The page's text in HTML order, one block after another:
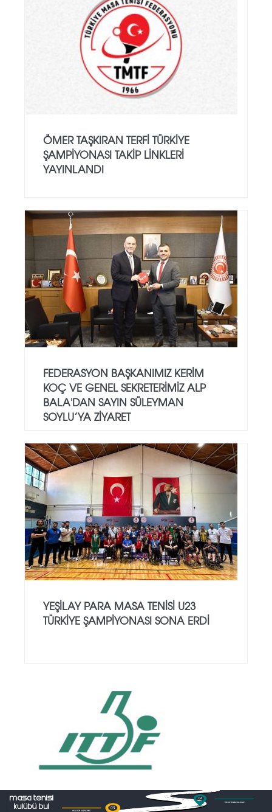
ÖMER TAŞKIRAN TERFI TÜRKIYE
ŞAMPIYONASI TAKIP LINKLERI
YAYINLANDI
FEDERASYON BAŞKANIMIZ KERIM
KOÇ VE GENEL SEKRETERIMIZ ALP
BALA'DAN SAYIN SÜLEYMAN
SOYLU’YA ZIYARET
YEŞILAY PARA MASA TENISI U23
TÜRKIYE ŞAMPIYONASI SONA ERDI